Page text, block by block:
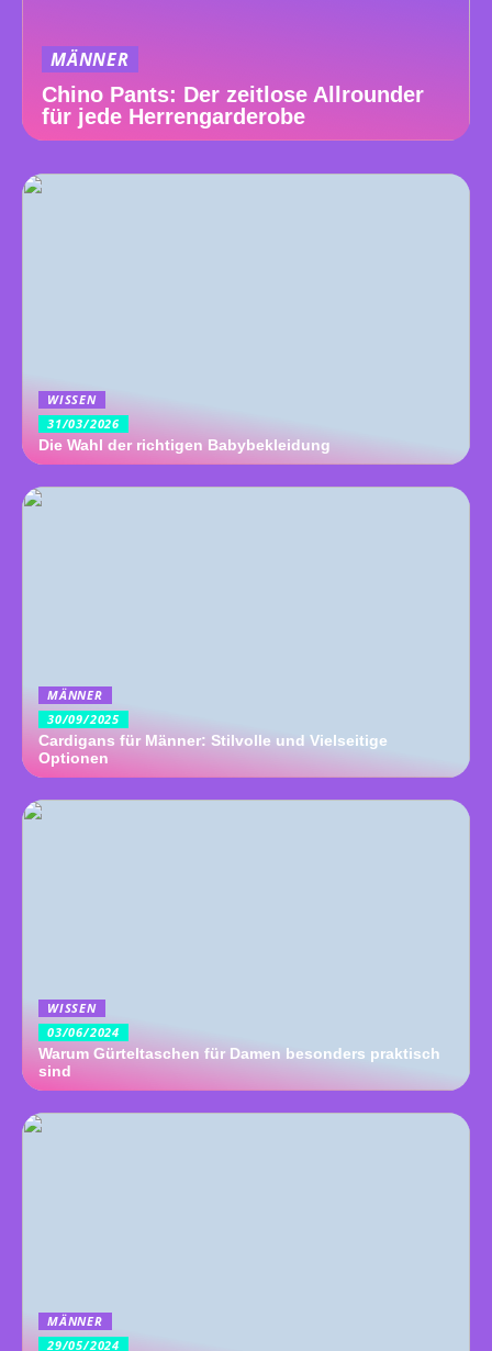
MÄNNER
Chino Pants: Der zeitlose Allrounder
für jede Herrengarderobe
WISSEN
31/03/2026
Die Wahl der richtigen Babybekleidung
MÄNNER
30/09/2025
Cardigans für Männer: Stilvolle und Vielseitige
Optionen
WISSEN
03/06/2024
Warum Gürteltaschen für Damen besonders praktisch
sind
MÄNNER
29/05/2024